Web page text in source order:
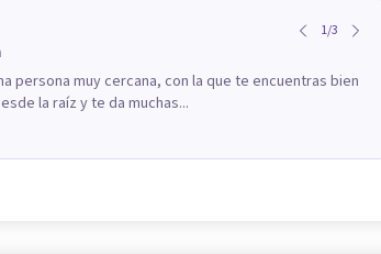
1/3
persona muy cercana, con la que te encuentras bien
la raíz y te da muchas...